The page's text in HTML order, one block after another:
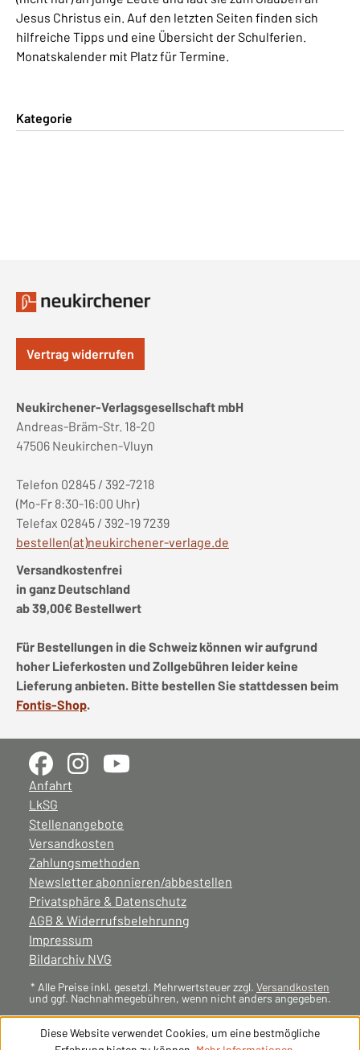
Jesus Christus ein. Auf den letzten Seiten finden sich
hilfreiche Tipps und eine Übersicht der Schulferien.
Monatskalender mit Platz für Termine.
Kategorie
Vertrag widerrufen
Neukirchener-Verlagsgesellschaft mbH
Andreas-Bräm-Str. 18-20
47506 Neukirchen-Vluyn
Telefon 02845 / 392-7218
(Mo-Fr 8:30-16:00 Uhr)
Telefax 02845 / 392-19 7239
bestellen(at)neukirchener-verlage.de
Versandkostenfrei
in ganz Deutschland
ab 39,00€ Bestellwert
Für Bestellungen in die Schweiz können wir aufgrund
hoher Lieferkosten und Zollgebühren leider keine
Lieferung anbieten. Bitte bestellen Sie stattdessen beim
Fontis-Shop.
Anfahrt
LkSG
Stellenangebote
Versandkosten
Zahlungsmethoden
Newsletter abonnieren/abbestellen
Privatsphäre & Datenschutz
AGB & Widerrufsbelehrunng
Impressum
Bildarchiv NVG
* Alle Preise inkl. gesetzl. Mehrwertsteuer zzgl. Versandkosten
und ggf. Nachnahmegebühren, wenn nicht anders angegeben.
Diese Website verwendet Cookies, um eine bestmögliche